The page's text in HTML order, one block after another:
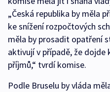
„Česká republika by měla
ke snížení rozpočtových
měla by prosadit opatření
aktivují v případě, že dojde
příjmů,“ tvrdí komise.
Podle Bruselu by vláda